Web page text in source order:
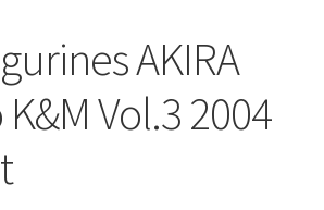
AKIRA
Vol.3 2004